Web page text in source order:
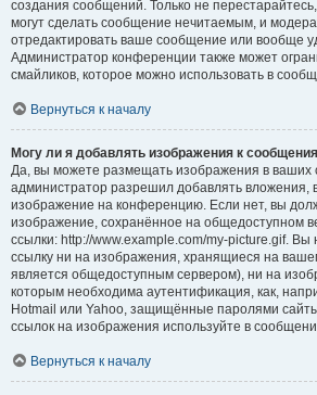
создания сообщений. Только не
могут сделать сообщение нечитаемым, и
отредактировать ваше сообщение или вообще
Администратор конференции также может
смайликов, которое можно использовать в
Вернуться к началу
Могу ли я добавлять изображения к
Да, вы можете размещать изображения в ваших
администратор разрешил добавлять вложения,
изображение на конференцию. Если нет, вы
изображение, сохранённое на общедоступном
ссылки: http://www.example.com/my-picture.gif. Вы
ссылку ни на изображения, хранящиеся на
является общедоступным сервером), ни на
которым необходима аутентификация, как,
Hotmail или Yahoo, защищённые паролями
ссылок на изображения используйте в
Вернуться к началу